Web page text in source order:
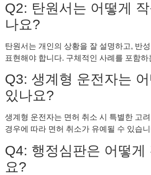
Q2: 탄원서는 어떻게
나요?
탄원서는 개인의 상황을 잘 설명하고, 반
표현해야 합니다. 구체적인 사례를 포함
Q3: 생계형 운전자는 어
있나요?
생계형 운전자는 면허 취소 시 특별한 고
경우에 따라 면허 취소가 유예될 수 있습
Q4: 행정심판은 어떻게
요?